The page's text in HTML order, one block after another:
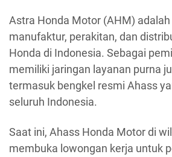
Astra Honda Motor (AHM)
manufaktur, perakitan, dan
Honda di Indonesia. Sebagai
memiliki jaringan layanan purna
termasuk bengkel resmi Ahass
seluruh Indonesia.
Saat ini, Ahass Honda Motor di
membuka lowongan kerja untuk